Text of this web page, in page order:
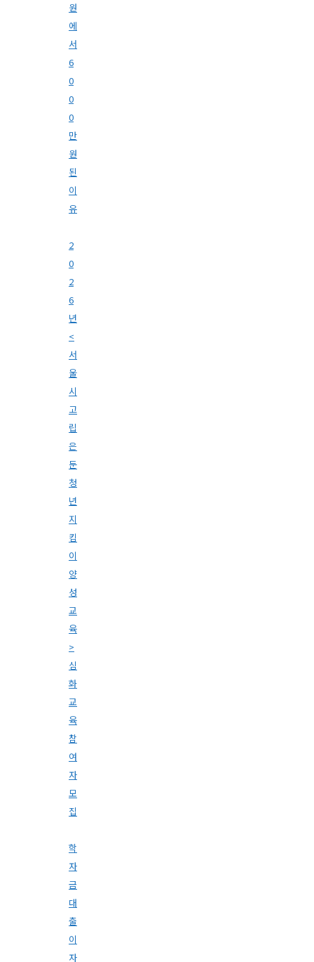
원
에
서
6
0
0
0
만
원
된
이
유
2
0
2
6
년
<
서
울
시
고
립
은
둔
청
년
지
킴
이
양
성
교
육
>
심
화
교
육
참
여
자
모
집
학
자
금
대
출
이
자